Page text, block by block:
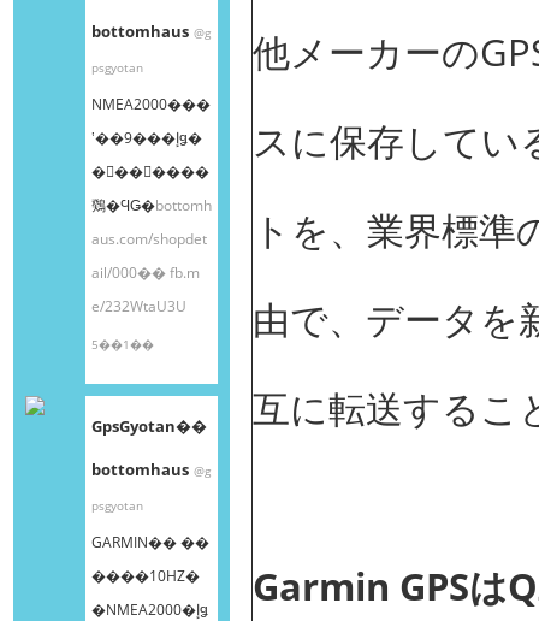
bottomhaus @g
psgyotan
NMEA2000���
ʽ��9���إǥ�
�󥰥��󥵡����
䳫�ϤǤ�bottomh
aus.com/shopdet
ail/000��fb.m
e/232WtaU3U
5��1��
GpsGyotan��
bottomhaus @g
psgyotan
GARMIN�� ��
����10HZ�
�NMEA2000�إǥ
他メーカーの
スに保存してい
トを、業界標
由で、データを
互に転送するこ
Garmin GPSは